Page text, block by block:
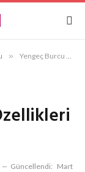
» Yengeç Burcu Erkeği Özellikleri Nelerdir?
Güncellendi: Mart